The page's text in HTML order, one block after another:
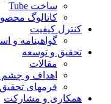
ساخت Tube
کاتالوگ
کنترل کیفیت
گواهينامه و
تحقيق و توسعه
مقالات
اهداف و چشم
فرمهای
همکاری و مشارکت